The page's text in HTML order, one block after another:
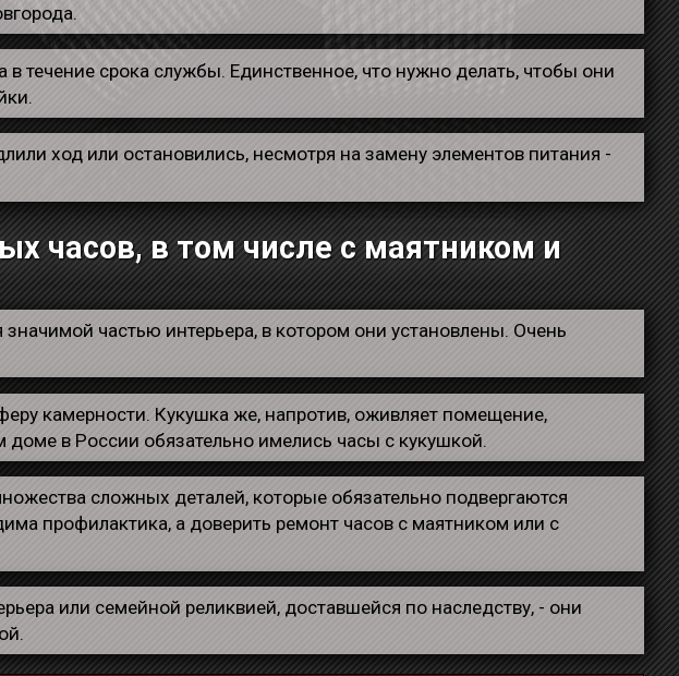
течение срока службы. Единственное, что нужно делать, чтобы они
ход или остановились, несмотря на замену элементов питания -
часов, в том числе с маятником и
частью интерьера, в котором они установлены. Очень
камерности. Кукушка же, напротив, оживляет помещение,
в России обязательно имелись часы с кукушкой.
сложных деталей, которые обязательно подвергаются
профилактика, а доверить ремонт часов с маятником или с
или семейной реликвией, доставшейся по наследству, - они